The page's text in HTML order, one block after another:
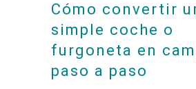
Cómo convertir
simple coche o
furgoneta en
paso a paso